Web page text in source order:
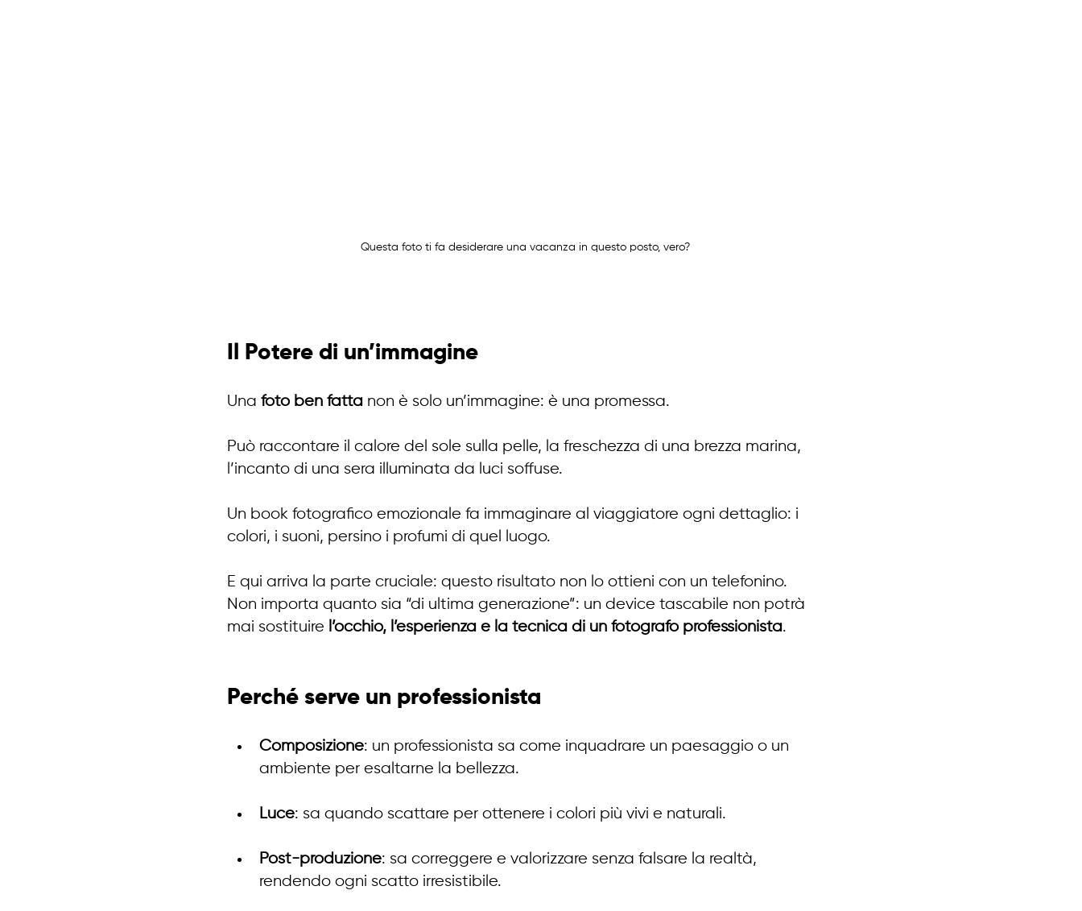
Questa foto ti fa desiderare una vacanza in questo posto, vero?
Il Potere di un’immagine
Una foto ben fatta non è solo un’immagine: è una promessa.
Può raccontare il calore del sole sulla pelle, la freschezza di una brezza marina,
l’incanto di una sera illuminata da luci soffuse.
Un book fotografico emozionale fa immaginare al viaggiatore ogni dettaglio: i
colori, i suoni, persino i profumi di quel luogo.
E qui arriva la parte cruciale: questo risultato non lo ottieni con un telefonino.
Non importa quanto sia “di ultima generazione”: un device tascabile non potrà
mai sostituire l’occhio, l’esperienza e la tecnica di un fotografo professionista.
Perché serve un professionista
Composizione: un professionista sa come inquadrare un paesaggio o un
ambiente per esaltarne la bellezza.
Luce: sa quando scattare per ottenere i colori più vivi e naturali.
Post-produzione: sa correggere e valorizzare senza falsare la realtà,
rendendo ogni scatto irresistibile.